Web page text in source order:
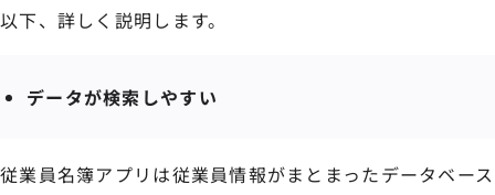
以下、詳しく説明します。
データが検索しやすい
従業員名簿アプリは従業員情報がまとまったデータベース